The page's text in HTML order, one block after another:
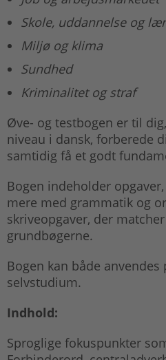
Skole, uddannelse og
Miljø og klima
Sundhed
Kriminalitet og straf
Øve- og testbogen er til
niveau i dansk, forberede
samtidig få et godt
Bogen indeholder
mere med grammatik og
skriveopgaver, der
grundbøgerne.
Bogen kan både
selvstudium.
Indhold:
Sproglige fokuspunkter